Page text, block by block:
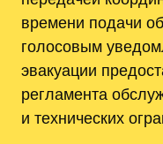
времени подачи
голосовым
эвакуации
регламента
и технических